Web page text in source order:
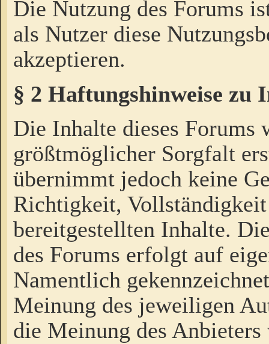
Die Nutzung des Forums
als Nutzer diese
akzeptieren.
§ 2 Haftungshinweise zu
Die Inhalte dieses Forums
größtmöglicher Sorgfalt
übernimmt jedoch keine
Richtigkeit,
bereitgestellten Inhalte.
des Forums erfolgt auf
Namentlich
Meinung des jeweiligen
die Meinung des Anbieters